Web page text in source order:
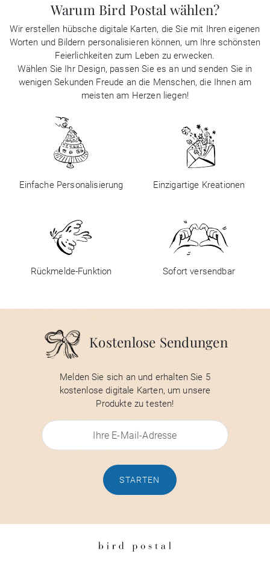
Warum Bird Postal wählen?
Wir erstellen hübsche digitale Karten, die Sie mit Ihren eigenen
Worten und Bildern personalisieren können, um Ihre schönsten
Feierlichkeiten zum Leben zu erwecken.
Wählen Sie Ihr Design, passen Sie es an und senden Sie in
wenigen Sekunden Freude an die Menschen, die Ihnen am
meisten am Herzen liegen!
Einfache Personalisierung Einzigartige Kreationen
Rückmelde-Funktion Sofort versendbar
Kostenlose Sendungen
Melden Sie sich an und erhalten Sie 5
kostenlose digitale Karten, um unsere
Produkte zu testen!
STARTEN